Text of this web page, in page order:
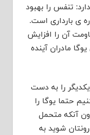
تنفس را بهبود
ی بارداری است.
آن را افزایش
مادران آینده
را به دست
حتما یوگا را
آنکه متحمل
شوید به